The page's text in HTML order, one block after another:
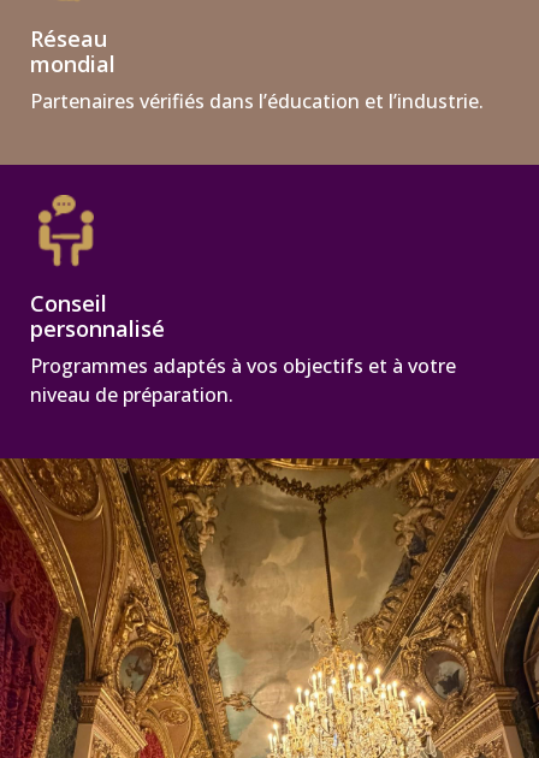
Réseau
mondial
Partenaires vérifiés dans l’éducation et l’industrie.
Conseil
personnalisé
Programmes adaptés à vos objectifs et à votre
niveau de préparation.